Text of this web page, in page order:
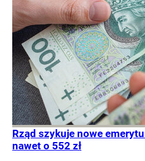
Rząd szykuje nowe
nawet o 552 zł